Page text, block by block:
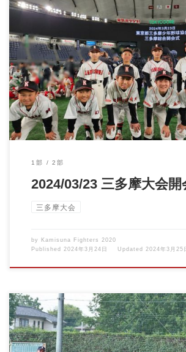
2024/03/23 三多摩大会開会式 東京ドームで
大会開会式 […]
1部 2部
2024/03/23 三多摩大会開
三多摩大会
by Kamisuna Fighters 2020
Published 2024年3月24日 Updated 2024年3月25